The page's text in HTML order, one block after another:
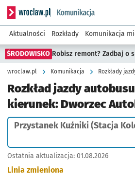
Serwis informacyjny wroclaw.pl
Aktualności Rozkłady Komunikacja
ŚRODOWISKO Robisz remont? Zadbaj o
wroclaw.pl Komunikacja Rozkłady
Rozkład jazdy
kierunek: Dworzec
Przystanek Kuźniki (Stacja
Ostatnia aktualizacja: 01.08.2026
Linia zmieniona